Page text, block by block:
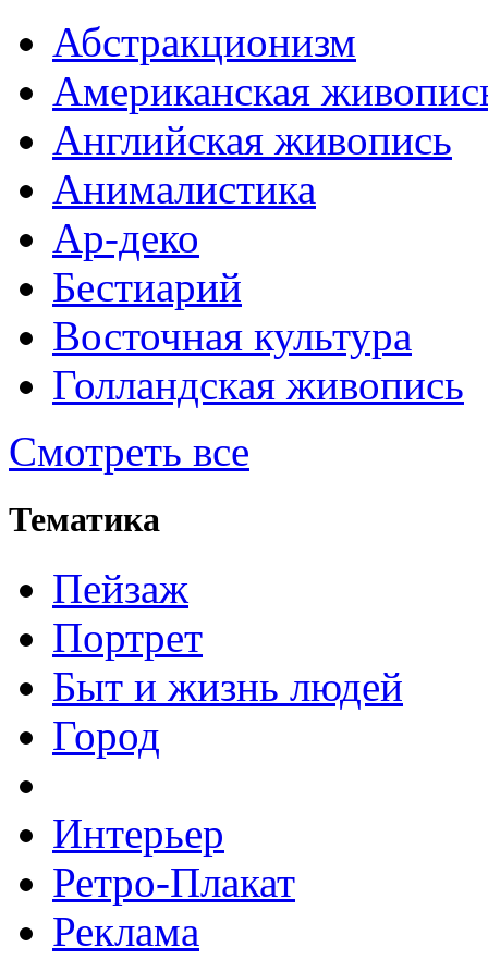
Абстракционизм
Американская
Английская живопись
Анималистика
Ар-деко
Бестиарий
Восточная культура
Голландская живопись
Смотреть все
Тематика
Пейзаж
Портрет
Быт и жизнь людей
Город
Интерьер
Ретро-Плакат
Реклама